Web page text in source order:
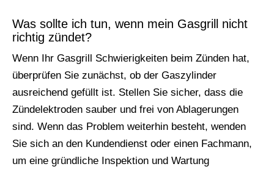
Was sollte ich tun, wenn mein Gasgrill nicht
richtig zündet?
Wenn Ihr Gasgrill Schwierigkeiten beim Zünden hat,
überprüfen Sie zunächst, ob der Gaszylinder
ausreichend gefüllt ist. Stellen Sie sicher, dass die
Zündelektroden sauber und frei von Ablagerungen
sind. Wenn das Problem weiterhin besteht, wenden
Sie sich an den Kundendienst oder einen Fachmann,
um eine gründliche Inspektion und Wartung